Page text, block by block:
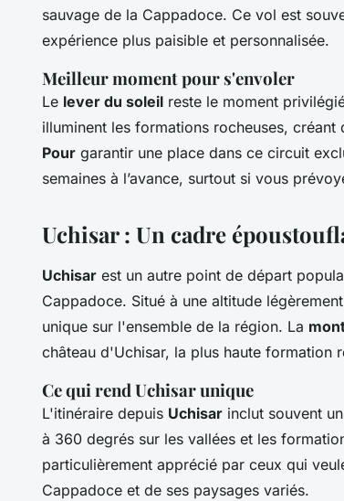
sauvage de la Cappadoce. Ce vol est
expérience plus paisible et personnalisée.
Meilleur moment pour s'envoler
Le lever du soleil reste le moment
illuminent les formations rocheuses,
Pour garantir une place dans ce circuit
semaines à l’avance, surtout si vous
Uchisar : Un cadre
Uchisar est un autre point de départ
Cappadoce. Situé à une altitude
unique sur l'ensemble de la région. La
château d'Uchisar, la plus haute formation
Ce qui rend Uchisar unique
L'itinéraire depuis Uchisar inclut souvent
à 360 degrés sur les vallées et les
particulièrement apprécié par ceux qui
Cappadoce et de ses paysages variés.